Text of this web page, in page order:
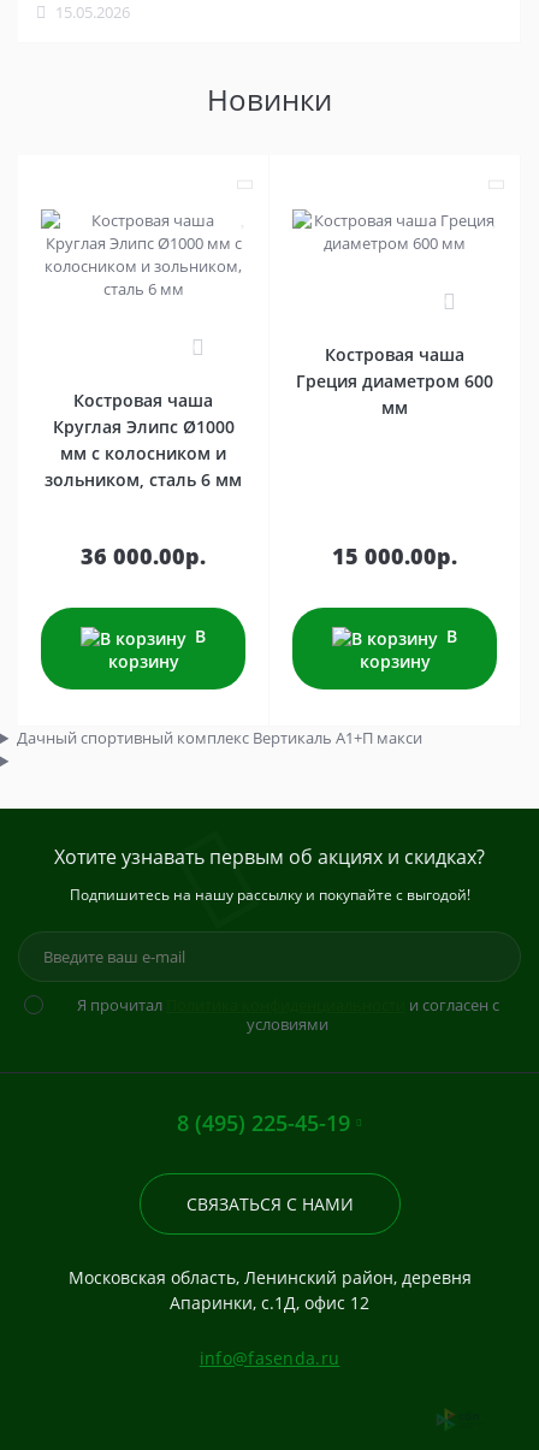
15.05.2026
Новинки
Костровая чаша
Круглая Элипс Ø1000
мм с колосником и
зольником, сталь 6 мм
36 000.00р.
В
корзину
Костровая чаша
Греция диаметром 600
мм
15 000.00р.
В
корзину
Дачный спортивный комплекс Вертикаль А1+П макси
Хотите узнавать первым об акциях и скидках?
Подпишитесь на нашу рассылку и покупайте с выгодой!
Я прочитал
и согласен с
условиями
8 (495) 225-45-19
СВЯЗАТЬСЯ С НАМИ
Московская область, Ленинский район, деревня
Апаринки, с.1Д, офис 12
info@fasenda.ru